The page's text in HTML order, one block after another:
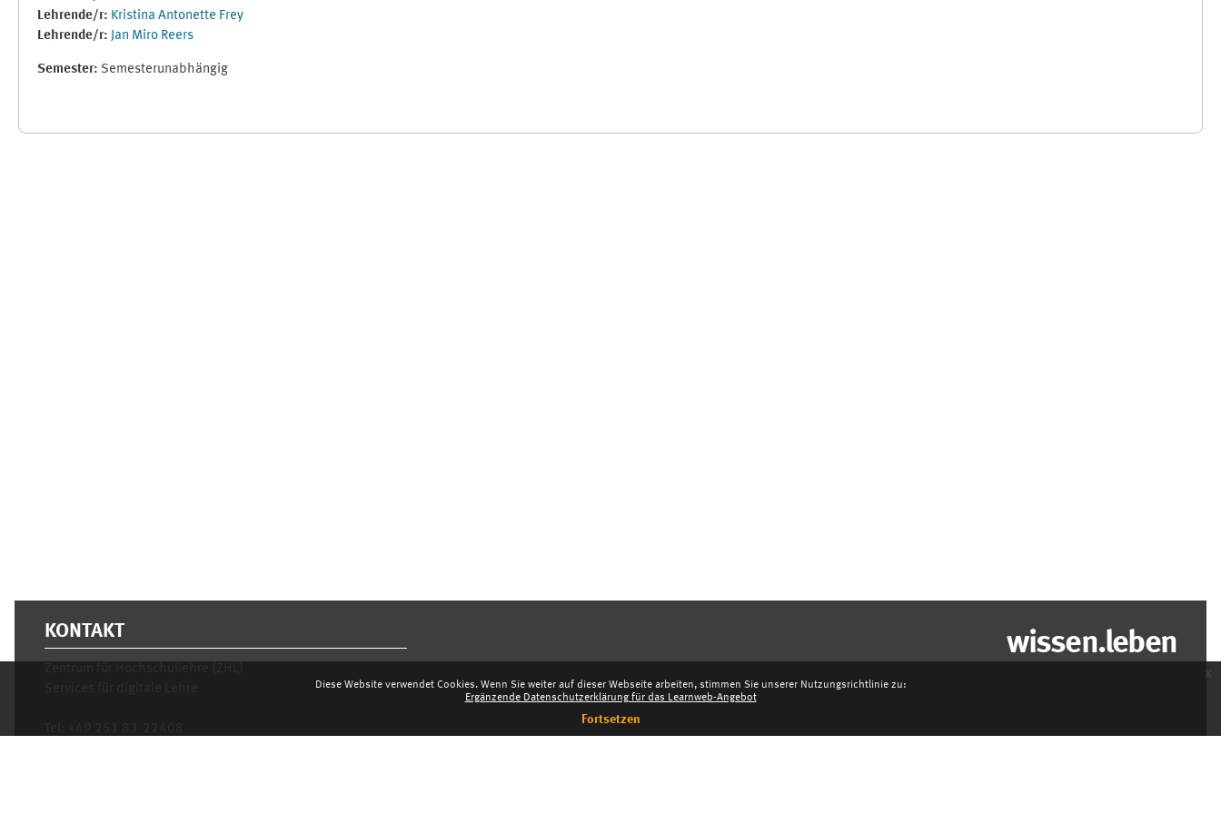
Diese Website verwendet Cookies. Wenn Sie weiter auf dieser Webseite arbeiten, stimmen Sie unserer Nutzungsrichtlinie zu:
Ergänzende Datenschutzerklärung für das Learnweb-Angebot
Fortsetzen
x
Lehrende/r: Kristina Antonette Frey
Lehrende/r: Jan Miro Reers
Semester: Semesterunabhängig
KONTAKT wissen.leben